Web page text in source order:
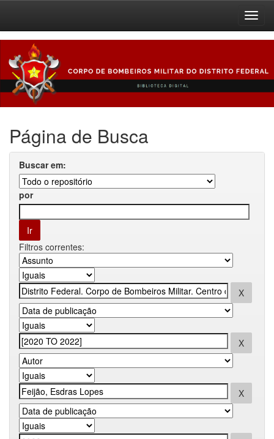
navigation
Página de Busca
Buscar em:
por
Filtros correntes: